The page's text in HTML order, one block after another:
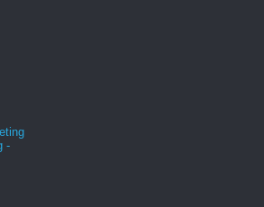
-